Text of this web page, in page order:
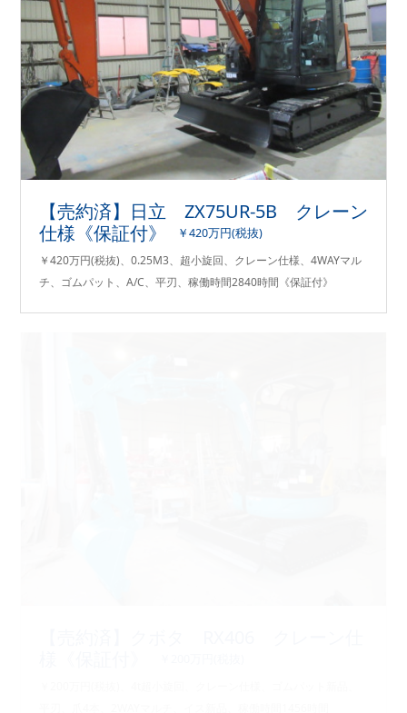
【売約済】日立 ZX75UR-5B クレーン
仕様《保証付》
￥420万円(税抜)
￥420万円(税抜)、0.25M3、超小旋回、クレーン仕様、4WAYマル
チ、ゴムパット、A/C、平刃、稼働時間2840時間《保証付》